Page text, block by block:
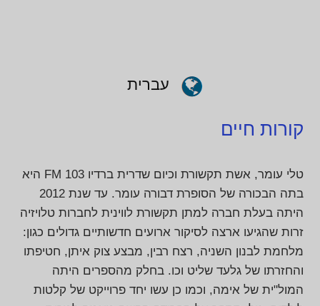
עברית
קורות חיים
טלי עומר, אשת תקשורת וכיום שדרית ברדיו 103 FM היא
בתה הבכורה של הסופרת דבורה עומר. עד שנת 2012
היתה בעלת חברה למתן תקשורת לווינית לחברות טלויזיה
זרות שהגיעו ארצה לסיקור ארועים חדשותיים גדולים כגון:
מלחמת לבנון השניה, רצח רבין, מבצע צוק איתן, חטיפתו
והחזרתו של גלעד שליט וכו. בחלק מהספרים היתה
המול"ית של אימה, וכמו כן עשו יחד פרוייקט של קלטות